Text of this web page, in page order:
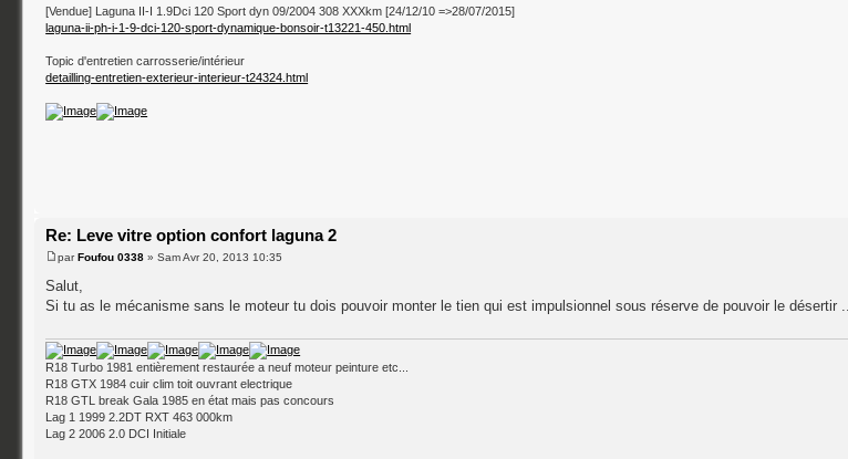
[Vendue] Laguna II-I 1.9Dci 120 Sport dyn 09/2004 308 XXXkm [24/12/10 =>28/07/2015]
laguna-ii-ph-i-1-9-dci-120-sport-dynamique-bonsoir-t13221-450.html
Topic d'entretien carrosserie/intérieur
detailling-entretien-exterieur-interieur-t24324.html
Re: Leve vitre option confort laguna 2
parFoufou 0338 » Sam Avr 20, 2013 10:35
Salut,
Si tu as le mécanisme sans le moteur tu dois pouvoir monter le tien qui est impulsionnel sous réserve de pouvoir le désertir ...
R18 Turbo 1981 entièrement restaurée a neuf moteur peinture etc...
R18 GTX 1984 cuir clim toit ouvrant electrique
R18 GTL break Gala 1985 en état mais pas concours
Lag 1 1999 2.2DT RXT 463 000km
Lag 2 2006 2.0 DCI Initiale